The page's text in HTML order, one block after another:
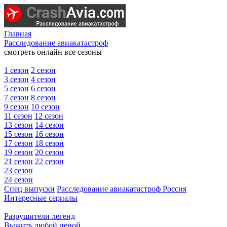
Главная
Расследование авиакатастроф
смотреть онлайн все сезоны
1 сезон 2 сезон
3 сезон 4 сезон
5 сезон 6 сезон
7 сезон 8 сезон
9 сезон 10 сезон
11 сезон 12 сезон
13 сезон 14 сезон
15 сезон 16 сезон
17 сезон 18 сезон
19 сезон 20 сезон
21 сезон 22 сезон
23 сезон
24 сезон
Спец выпуски Расследование авиакатастроф Россия
Интересные сериалы
Разрушители легенд
Выжить любой ценой